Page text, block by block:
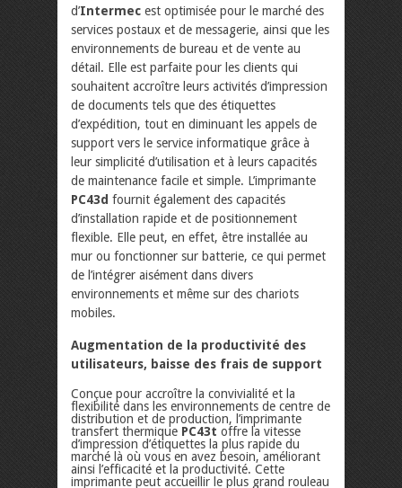
d’Intermec est optimisée pour le marché des
services postaux et de messagerie, ainsi que les
environnements de bureau et de vente au
détail. Elle est parfaite pour les clients qui
souhaitent accroître leurs activités d’impression
de documents tels que des étiquettes
d’expédition, tout en diminuant les appels de
support vers le service informatique grâce à
leur simplicité d’utilisation et à leurs capacités
de maintenance facile et simple. L’imprimante
PC43d fournit également des capacités
d’installation rapide et de positionnement
flexible. Elle peut, en effet, être installée au
mur ou fonctionner sur batterie, ce qui permet
de l’intégrer aisément dans divers
environnements et même sur des chariots
mobiles.
Augmentation de la productivité des
utilisateurs, baisse des frais de support
Conçue pour accroître la convivialité et la
flexibilité dans les environnements de centre de
distribution et de production, l’imprimante
transfert thermique PC43t offre la vitesse
d’impression d’étiquettes la plus rapide du
marché là où vous en avez besoin, améliorant
ainsi l’efficacité et la productivité. Cette
imprimante peut accueillir le plus grand rouleau